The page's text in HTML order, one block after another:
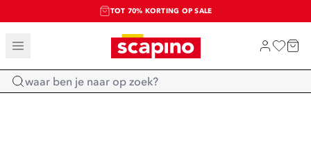
TOT 70% KORTING OP SALE
SALE: LAATSTE KANS!
SHOP NIEUW
Home